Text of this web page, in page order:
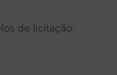
de licitação: